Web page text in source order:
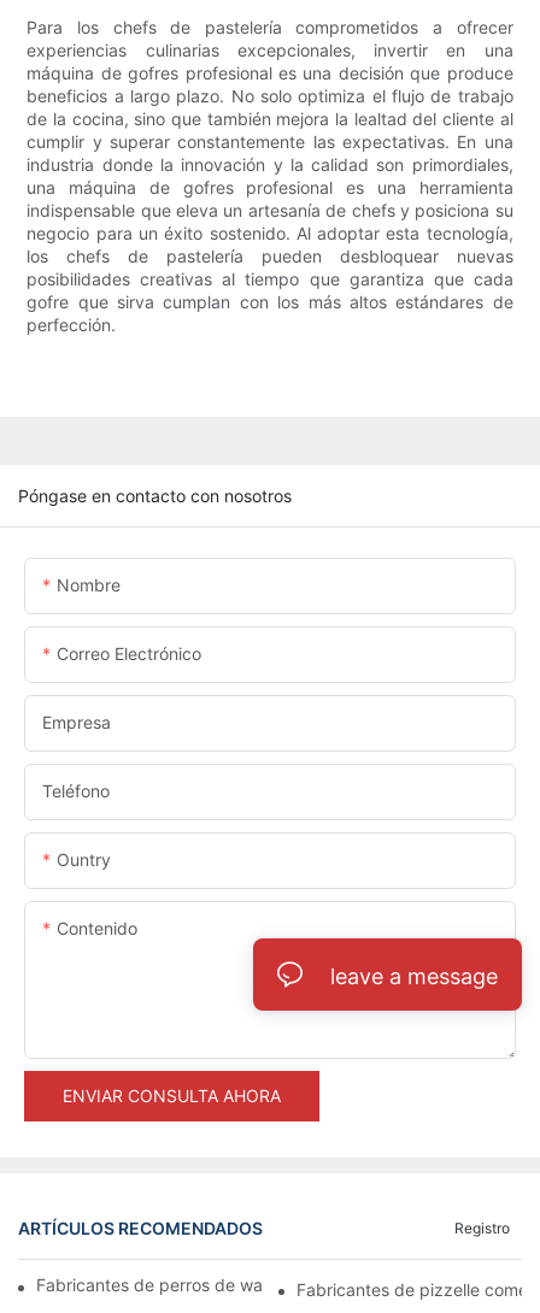
Para los chefs de pastelería comprometidos a ofrecer
experiencias culinarias excepcionales, invertir en una
máquina de gofres profesional es una decisión que produce
beneficios a largo plazo. No solo optimiza el flujo de trabajo
de la cocina, sino que también mejora la lealtad del cliente al
cumplir y superar constantemente las expectativas. En una
industria donde la innovación y la calidad son primordiales,
una máquina de gofres profesional es una herramienta
indispensable que eleva un artesanía de chefs y posiciona su
negocio para un éxito sostenido. Al adoptar esta tecnología,
los chefs de pastelería pueden desbloquear nuevas
posibilidades creativas al tiempo que garantiza que cada
gofre que sirva cumplan con los más altos estándares de
perfección.
Póngase en contacto con nosotros
Nombre
Correo Electrónico
Empresa
Teléfono
Ountry
Contenido
ENVIAR CONSULTA AHORA
ARTÍCULOS RECOMENDADOS Registro
Fabricantes de perros de waffle: un placer divertido y único
Fabricantes de pizzelle
leave a message